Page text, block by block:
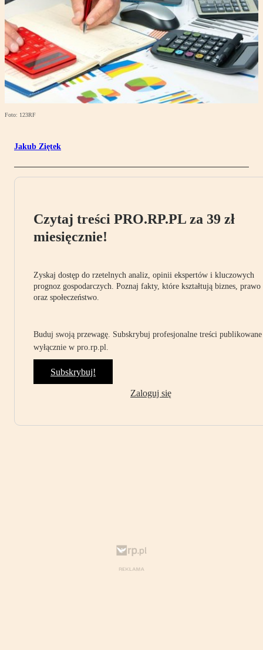
Foto: 123RF
Jakub Ziętek
Czytaj treści PRO.RP.PL za 39 zł
miesięcznie!
Zyskaj dostęp do rzetelnych analiz, opinii ekspertów i kluczowych
prognoz gospodarczych. Poznaj fakty, które kształtują biznes, prawo
oraz społeczeństwo.
Buduj swoją przewagę. Subskrybuj profesjonalne treści publikowane
wyłącznie w pro.rp.pl.
Subskrybuj!
Zaloguj się